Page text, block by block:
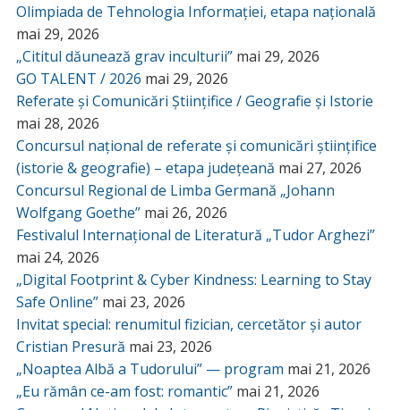
Olimpiada de Tehnologia Informației, etapa națională
mai 29, 2026
„Cititul dăunează grav inculturii” mai 29, 2026
GO TALENT / 2026 mai 29, 2026
Referate și Comunicări Științifice / Geografie și Istorie
mai 28, 2026
Concursul național de referate și comunicări științifice
(istorie & geografie) – etapa județeană mai 27, 2026
Concursul Regional de Limba Germană „Johann
Wolfgang Goethe” mai 26, 2026
Festivalul Internațional de Literatură „Tudor Arghezi”
mai 24, 2026
„Digital Footprint & Cyber Kindness: Learning to Stay
Safe Online” mai 23, 2026
Invitat special: renumitul fizician, cercetător și autor
Cristian Presură mai 23, 2026
„Noaptea Albă a Tudorului” — program mai 21, 2026
„Eu rămân ce-am fost: romantic” mai 21, 2026